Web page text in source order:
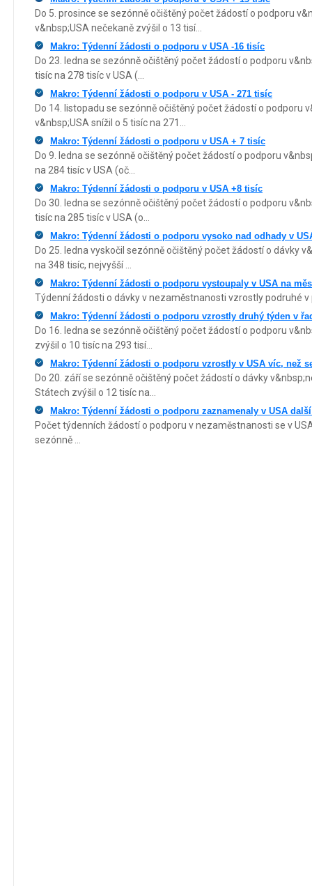
Do 5. prosince se sezónně očištěný počet žádostí o podporu
v&nbsp;USA nečekaně zvýšil o 13 tisí...
Makro: Týdenní žádosti o podporu v USA -16 tisíc
Do 23. ledna se sezónně očištěný počet žádostí o podporu
tisíc na 278 tisíc v USA (...
Makro: Týdenní žádosti o podporu v USA - 271 tisíc
Do 14. listopadu se sezónně očištěný počet žádostí o podporu
v&nbsp;USA snížil o 5 tisíc na 271...
Makro: Týdenní žádosti o podporu v USA + 7 tisíc
Do 9. ledna se sezónně očištěný počet žádostí o podporu
na 284 tisíc v USA (oč...
Makro: Týdenní žádosti o podporu v USA +8 tisíc
Do 30. ledna se sezónně očištěný počet žádostí o podporu
tisíc na 285 tisíc v USA (o...
Makro: Týdenní žádosti o podporu vysoko nad odhady v
Do 25. ledna vyskočil sezónně očištěný počet žádostí o dávky
na 348 tisíc, nejvyšší ...
Makro: Týdenní žádosti o podporu vystoupaly v USA na
Týdenní žádosti o dávky v nezaměstnanosti vzrostly podruhé v
Makro: Týdenní žádosti o podporu vzrostly druhý týden v
Do 16. ledna se sezónně očištěný počet žádostí o podporu
zvýšil o 10 tisíc na 293 tisí...
Makro: Týdenní žádosti o podporu vzrostly v USA víc, než
Do 20. září se sezónně očištěný počet žádostí o dávky
Státech zvýšil o 12 tisíc na...
Makro: Týdenní žádosti o podporu zaznamenaly v USA
Počet týdenních žádostí o podporu v nezaměstnanosti se v
sezónně ...